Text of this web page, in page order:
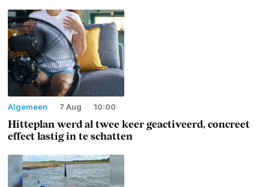
Algemeen 7 Aug 10:00
Hitteplan werd al twee keer geactiveerd, concreet
effect lastig in te schatten